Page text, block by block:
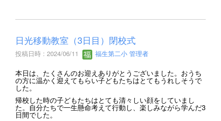
日光移動教室（3日目）閉校式
投稿日時 : 2024/06/11 福生第二小 管理者
本日は、たくさんのお迎えありがとうございました。おうち
の方に温かく迎えてもらい子どもたちはとてもうれしそうで
した。
帰校した時の子どもたちはとても清々しい顔をしていまし
た。自分たちで一生懸命考えて行動し、楽しみながら学んだ3
日間でした。